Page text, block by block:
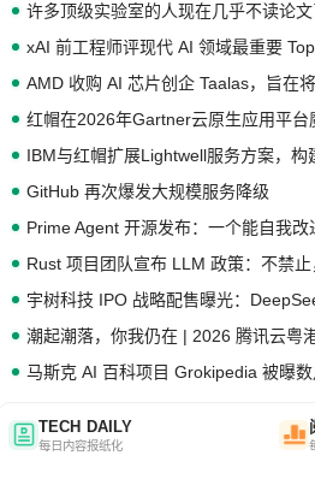
许多顶级实验室的人现在几乎不读论文
xAI 前工程师评现代 AI 领域最重要
红帽在2026年Gartner云原生应用平
GitHub 再次爆发大规模服务降级
潮起潮落，你我仍在 | 2026 腾讯云粤
马斯克 AI 百科项目 Grokipedia 被曝
TECH DAILY
每日内容报纸化